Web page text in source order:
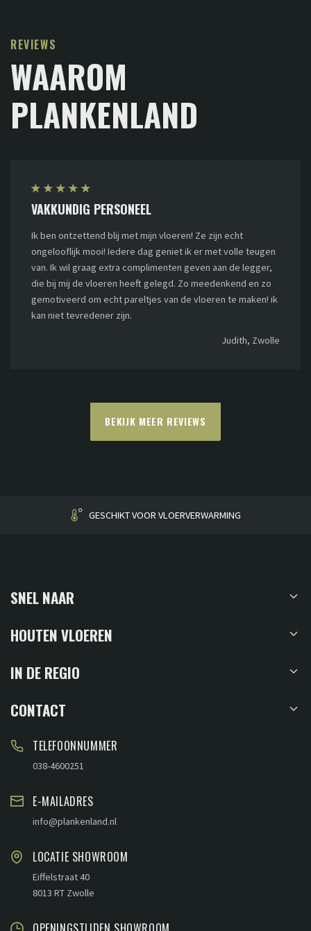
REVIEWS
WAAROM
PLANKENLAND
★ ★ ★ ★ ★
VAKKUNDIG PERSONEEL
Ik ben ontzettend blij met mijn vloeren! Ze zijn echt
ongelooflijk mooi! Iedere dag geniet ik er met volle teugen
van. Ik wil graag extra complimenten geven aan de legger,
die bij mij de vloeren heeft gelegd. Zo meedenkend en zo
gemotiveerd om echt pareltjes van de vloeren te maken! ik
kan niet tevredener zijn.
Judith, Zwolle
BEKIJK MEER REVIEWS
HUISGEMAAKT
SNEL NAAR
HOUTEN VLOEREN
IN DE REGIO
CONTACT
TELEFOONNUMMER
038-4600251
E-MAILADRES
info@plankenland.nl
LOCATIE SHOWROOM
Eiffelstraat 40
8013 RT Zwolle